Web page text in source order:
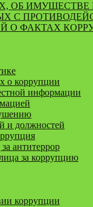
ОБ
С
О ФАКТАХ
о коррупции
информации
и должностей
антитеррор
за коррупцию
коррупции